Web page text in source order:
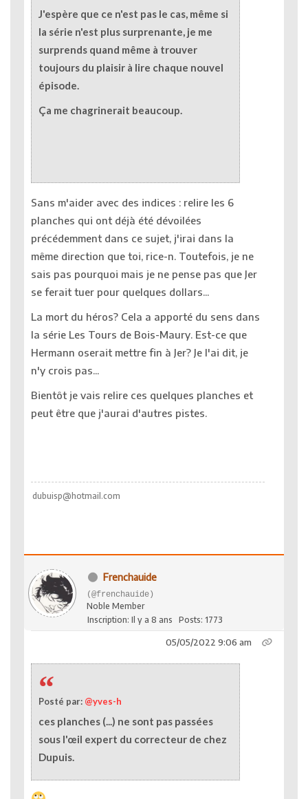
J'espère que ce n'est pas le cas, même si
la série n'est plus surprenante, je me
surprends quand même à trouver
toujours du plaisir à lire chaque nouvel
épisode.
Ça me chagrinerait beaucoup.
Sans m'aider avec des indices : relire les 6
planches qui ont déjà été dévoilées
précédemment dans ce sujet, j'irai dans la
même direction que toi, rice-n. Toutefois, je ne
sais pas pourquoi mais je ne pense pas que Jer
se ferait tuer pour quelques dollars...
La mort du héros? Cela a apporté du sens dans
la série Les Tours de Bois-Maury. Est-ce que
Hermann oserait mettre fin à Jer? Je l'ai dit, je
n'y crois pas...
Bientôt je vais relire ces quelques planches et
peut être que j'aurai d'autres pistes.
dubuisp@hotmail.com
Frenchauide
(@frenchauide)
Noble Member
Inscription: Il y a 8 ans
Posts: 1773
05/05/2022 9:06 am
Posté par: @yves-h
ces planches (...) ne sont pas passées
sous l'œil expert du correcteur de chez
Dupuis.